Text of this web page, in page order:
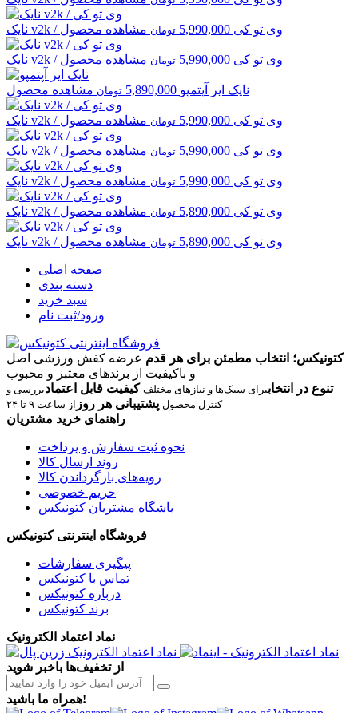
نایک v2k / وی تو کی 5,990,000 تومان مشاهده محصول
نایک v2k / وی تو کی 5,990,000 تومان مشاهده محصول
نایک ایر آپتمپو 5,890,000 تومان مشاهده محصول
نایک v2k / وی تو کی 5,990,000 تومان مشاهده محصول
نایک v2k / وی تو کی 5,990,000 تومان مشاهده محصول
نایک v2k / وی تو کی 5,990,000 تومان مشاهده محصول
نایک v2k / وی تو کی 5,890,000 تومان مشاهده محصول
نایک v2k / وی تو کی 5,890,000 تومان مشاهده محصول
صفحه اصلی
دسته بندی
سبد خرید
ورود/ثبت نام
کتونیکس؛ انتخاب مطمئن برای هر قدم عرضه کفش ورزشی اصل
و باکیفیت از برندهای معتبر و محبوب
تنوع در انتخاببرای سبک‌ها و نیازهای مختلف کیفیت قابل اعتمادبررسی و
کنترل محصول پشتیبانی هر روز از ساعت ۹ تا ۲۴
راهنمای خرید مشتریان
نحوه ثبت سفارش و پرداخت
روند ارسال کالا
رویه‌های بازگرداندن کالا
حریم خصوصی
باشگاه مشتریان کتونیکس
فروشگاه اینترنتی کتونیکس
پیگیری سفارشات
تماس با کتونیکس
درباره کتونیکس
برند کتونیکس
نماد اعتماد الکترونیک
از تخفیف‌ها باخبر شوید
همراه ما باشید!